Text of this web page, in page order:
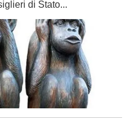
di Stato...